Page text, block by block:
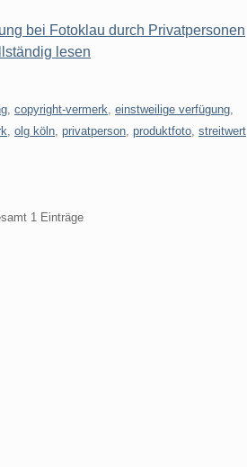
bei Fotoklau durch Privatpersonen
lesen
copyright-vermerk einstweilige verfügung
olg köln privatperson produktfoto streitwert
1 Einträge